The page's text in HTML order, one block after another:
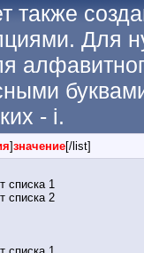
также
Для
- i.
]значение[/list]
списка 1
списка 2